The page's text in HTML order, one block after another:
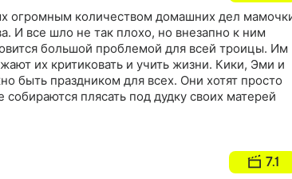
огромным количеством домашних дел
И все шло не так плохо, но внезапно к ним
большой проблемой для всей троицы. Им
их критиковать и учить жизни. Кики, Эми и
быть праздником для всех. Они хотят просто
собираются плясать под дудку своих матерей
7.1